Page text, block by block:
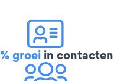
groei in contacten